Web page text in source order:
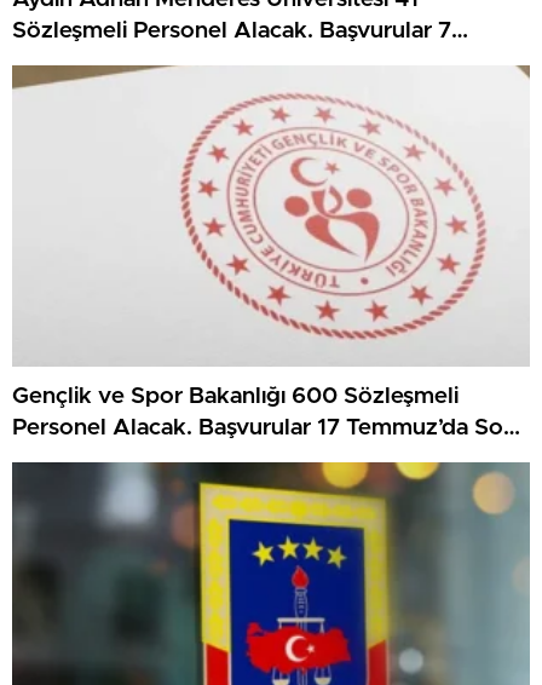
Sözleşmeli Personel Alacak. Başvurular 7
Ağustos’ta Sona Erecek
Gençlik ve Spor Bakanlığı 600 Sözleşmeli
Personel Alacak. Başvurular 17 Temmuz’da Sona
Eriyor